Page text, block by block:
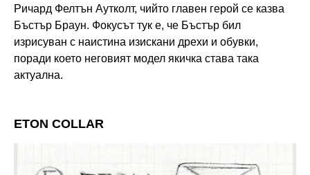
Ричард Фелтън Аутколт, чийто главен герой се казва
Бъстър Браун. Фокусът тук е, че Бъстър бил
изрисуван с наистина изискани дрехи и обувки,
поради което неговият модел якичка става така
актуална.
ETON COLLAR